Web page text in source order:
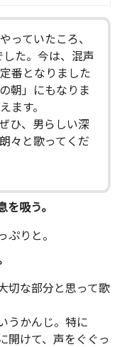
っていたころ、
た。今は、混声
番となりました
朝」にもなりま
ます。
ひ、男らしい深
々と歌ってくだ
吸う。
ぷりと。
切な部分と思って歌
うかんじ。特に
開けて、声をぐぐっ